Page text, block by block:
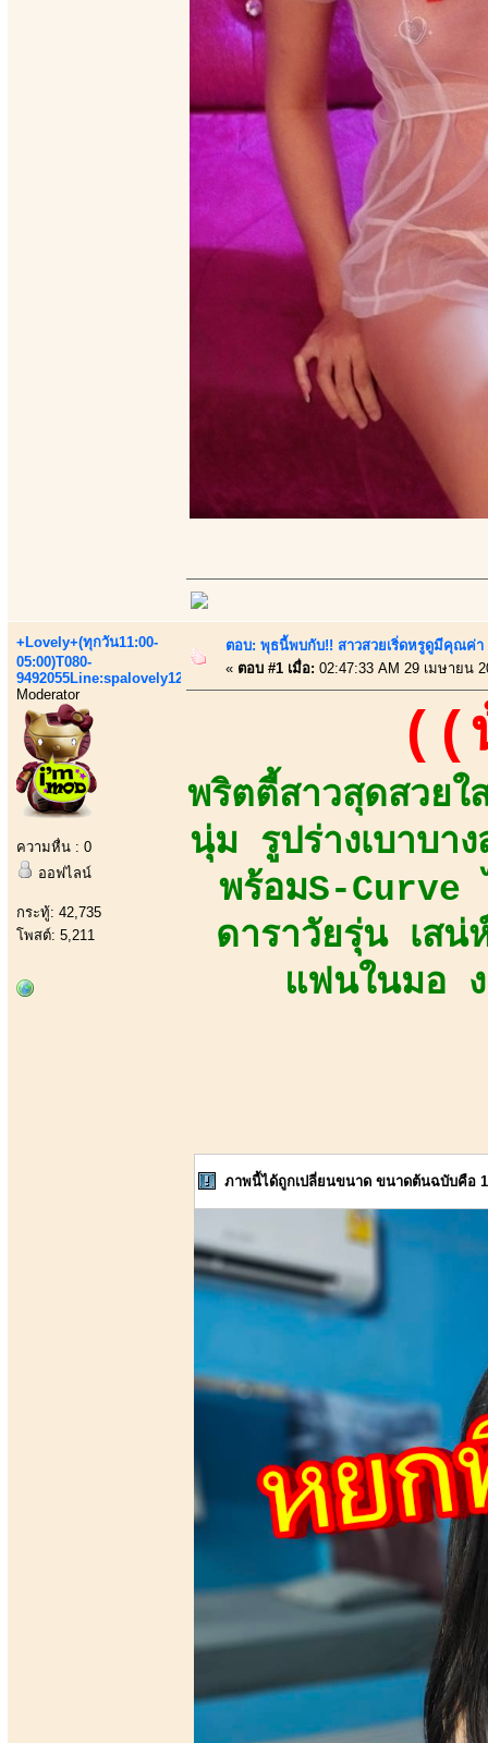
+Lovely+(ทุกวัน11:00-
05:00)T080-
9492055Line:spalovely123
Moderator
ความหื่น : 0
ออฟไลน์
กระทู้: 42,735
โพสต์: 5,211
ตอบ: พุธนี้พบกับ!! สาวสวยเริ่ดหรูดูมีคุณค่า
« ตอบ #1 เมื่อ: 02:47:33 AM 29 เมษายน
((
พริตตี้สาวสุดสวยใ
นุ่ม รูปร่างเบาบา
พร้อมS-Curve
ดาราวัยรุ่น เส
แฟนในมอ ง
ภาพนี้ได้ถูกเปลี่ยนขนาด ขนาดต้นฉบับคือ